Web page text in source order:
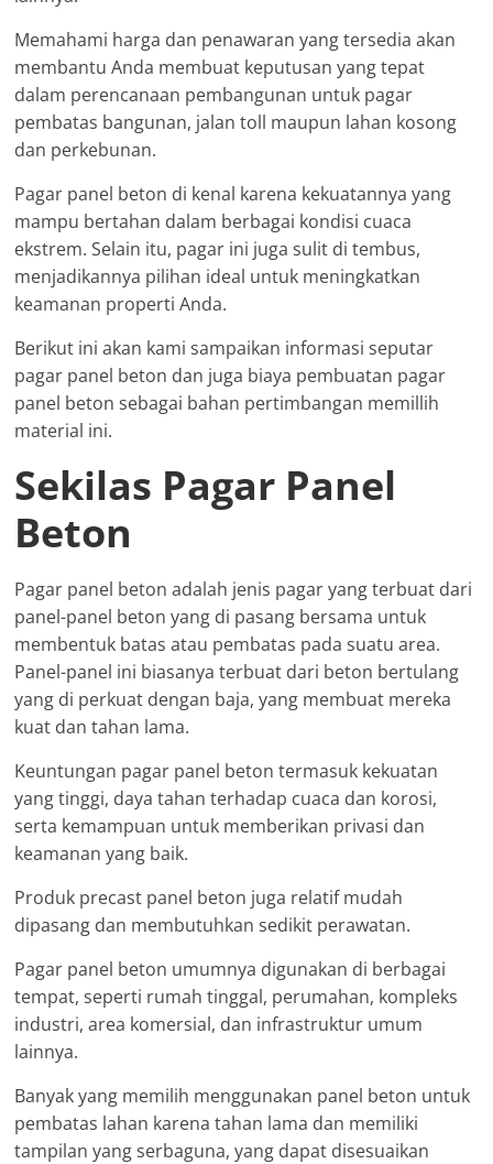
Memahami harga dan penawaran yang tersedia akan
membantu Anda membuat keputusan yang tepat
dalam perencanaan pembangunan untuk pagar
pembatas bangunan, jalan toll maupun lahan kosong
dan perkebunan.
Pagar panel beton di kenal karena kekuatannya yang
mampu bertahan dalam berbagai kondisi cuaca
ekstrem. Selain itu, pagar ini juga sulit di tembus,
menjadikannya pilihan ideal untuk meningkatkan
keamanan properti Anda.
Berikut ini akan kami sampaikan informasi seputar
pagar panel beton dan juga biaya pembuatan pagar
panel beton sebagai bahan pertimbangan memillih
material ini.
Sekilas Pagar Panel
Beton
Pagar panel beton adalah jenis pagar yang terbuat dari
panel-panel beton yang di pasang bersama untuk
membentuk batas atau pembatas pada suatu area.
Panel-panel ini biasanya terbuat dari beton bertulang
yang di perkuat dengan baja, yang membuat mereka
kuat dan tahan lama.
Keuntungan pagar panel beton termasuk kekuatan
yang tinggi, daya tahan terhadap cuaca dan korosi,
serta kemampuan untuk memberikan privasi dan
keamanan yang baik.
Produk precast panel beton juga relatif mudah
dipasang dan membutuhkan sedikit perawatan.
Pagar panel beton umumnya digunakan di berbagai
tempat, seperti rumah tinggal, perumahan, kompleks
industri, area komersial, dan infrastruktur umum
lainnya.
Banyak yang memilih menggunakan panel beton untuk
pembatas lahan karena tahan lama dan memiliki
tampilan yang serbaguna, yang dapat disesuaikan